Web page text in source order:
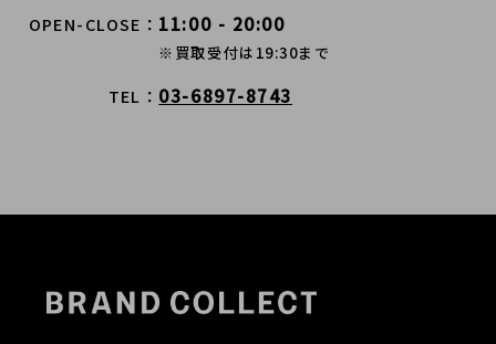
OPEN-CLOSE 11:00 - 20:00
※買取受付は19:30まで
TEL 03-6897-8743